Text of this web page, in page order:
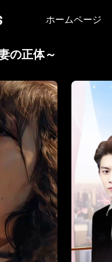
ホームページ
の正体～